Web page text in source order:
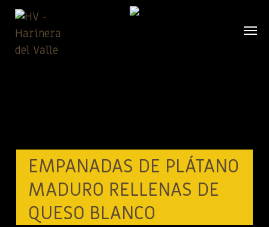
Skip
main
content
EMPANADAS DE PLÁTANO
MADURO RELLENAS DE
QUESO BLANCO